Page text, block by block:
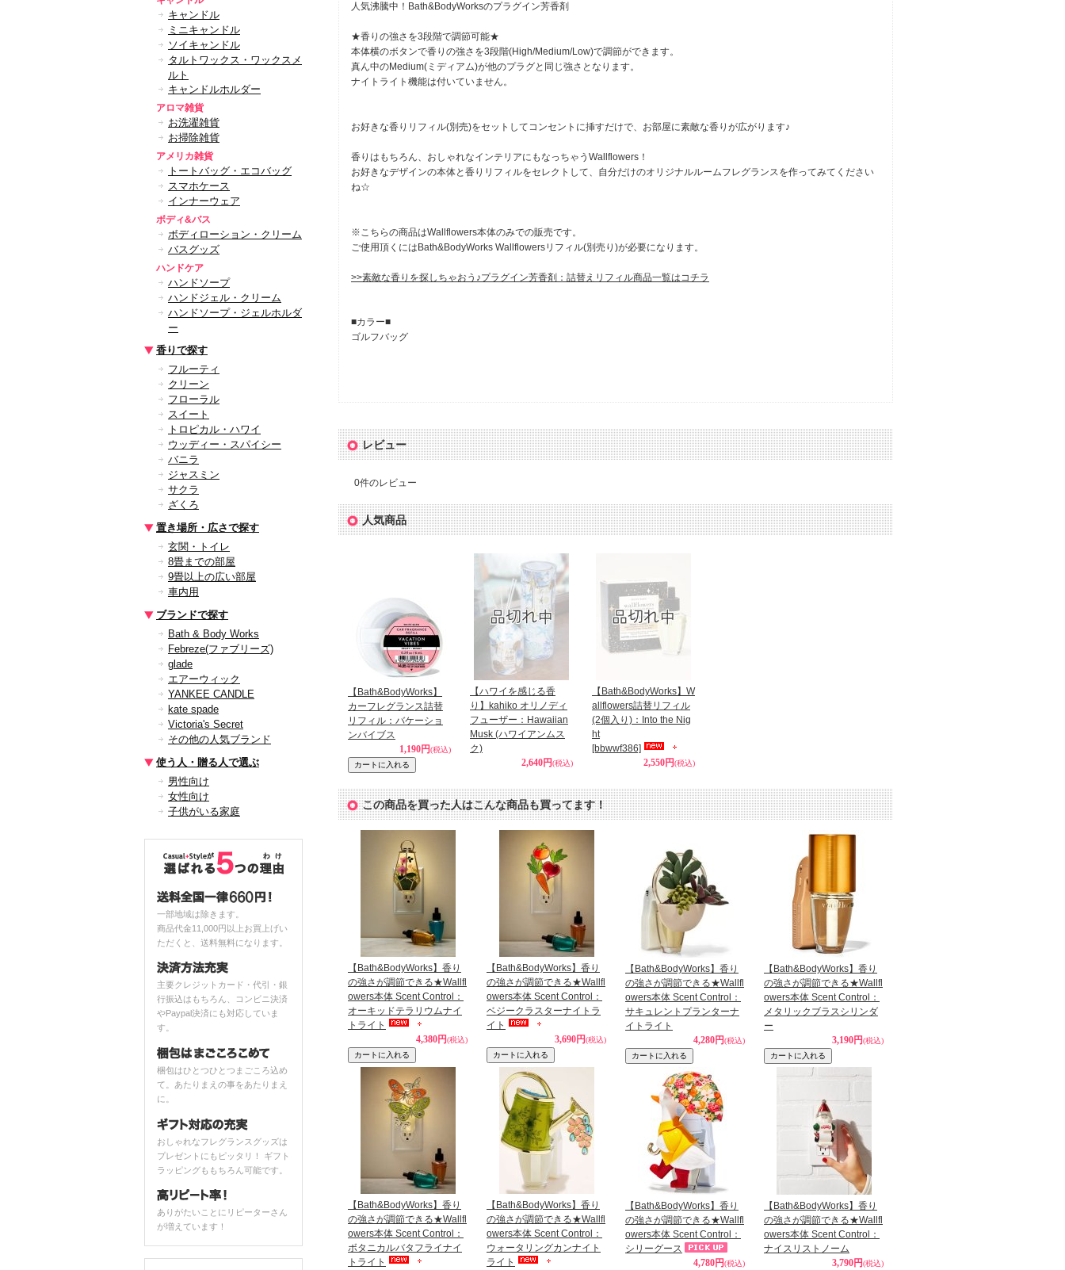
キャンドル
ミニキャンドル
ソイキャンドル
タルトワックス・ワックスメ
ルト
キャンドルホルダー
アロマ雑貨
お洗濯雑貨
お掃除雑貨
アメリカ雑貨
トートバッグ・エコバッグ
スマホケース
インナーウェア
ボディ&バス
ボディローション・クリーム
バスグッズ
ハンドケア
ハンドソープ
ハンドジェル・クリーム
ハンドソープ・ジェルホルダ
ー
香りで探す
フルーティ
クリーン
フローラル
スイート
トロピカル・ハワイ
ウッディー・スパイシー
バニラ
ジャスミン
サクラ
ざくろ
置き場所・広さで探す
玄関・トイレ
8畳までの部屋
9畳以上の広い部屋
車内用
ブランドで探す
Bath & Body Works
Febreze(ファブリーズ)
glade
エアーウィック
YANKEE CANDLE
kate spade
Victoria's Secret
その他の人気ブランド
使う人・贈る人で選ぶ
男性向け
女性向け
子供がいる家庭
一部地域は除きます。
商品代金11,000円以上お買上げい
ただくと、送料無料になります。
主要クレジットカード・代引・銀
行振込はもちろん、コンビニ決済
やPaypal決済にも対応していま
す。
梱包はひとつひとつまごころ込め
て。あたりまえの事をあたりまえ
に。
おしゃれなフレグランスグッズは
プレゼントにもピッタリ！ ギフト
ラッピングももちろん可能です。
ありがたいことにリピーターさん
が増えています！
人気沸騰中！Bath&BodyWorksのプラグイン芳香剤
★香りの強さを3段階で調節可能★
本体横のボタンで香りの強さを3段階(High/Medium/Low)で調節ができます。
真ん中のMedium(ミディアム)が他のプラグと同じ強さとなります。
ナイトライト機能は付いていません。
お好きな香りリフィル(別売)をセットしてコンセントに挿すだけで、お部屋に素敵な香りが広がります♪
香りはもちろん、おしゃれなインテリアにもなっちゃうWallflowers！
お好きなデザインの本体と香りリフィルをセレクトして、自分だけのオリジナルルームフレグランスを作ってみてください
ね☆
※こちらの商品はWallflowers本体のみでの販売です。
ご使用頂くにはBath&BodyWorks Wallflowersリフィル(別売り)が必要になります。
>>素敵な香りを探しちゃおう♪プラグイン芳香剤：詰替えリフィル商品一覧はコチラ
■カラー■
ゴルフバッグ
レビュー
0件のレビュー
人気商品
【Bath&BodyWorks】
カーフレグランス詰替
リフィル：バケーショ
ンバイブス
1,190円(税込)
【ハワイを感じる香
り】kahiko オリノディ
フューザー：Hawaiian
Musk (ハワイアンムス
ク)
2,640円(税込)
【Bath&BodyWorks】W
allflowers詰替リフィル
(2個入り)：Into the Nig
ht
[bbwwf386]
2,550円(税込)
この商品を買った人はこんな商品も買ってます！
【Bath&BodyWorks】香り
の強さが調節できる★Wallfl
owers本体 Scent Control：
オーキッドテラリウムナイ
トライト
4,380円(税込)
【Bath&BodyWorks】香り
の強さが調節できる★Wallfl
owers本体 Scent Control：
ベジークラスターナイトラ
イト
3,690円(税込)
【Bath&BodyWorks】香り
の強さが調節できる★Wallfl
owers本体 Scent Control：
サキュレントプランターナ
イトライト
4,280円(税込)
【Bath&BodyWorks】香り
の強さが調節できる★Wallfl
owers本体 Scent Control：
メタリックブラスシリンダ
ー
3,190円(税込)
【Bath&BodyWorks】香り
の強さが調節できる★Wallfl
owers本体 Scent Control：
ボタニカルバタフライナイ
トライト
【Bath&BodyWorks】香り
の強さが調節できる★Wallfl
owers本体 Scent Control：
ウォータリングカンナイト
ライト
【Bath&BodyWorks】香り
の強さが調節できる★Wallfl
owers本体 Scent Control：
シリーグース
4,780円(税込)
【Bath&BodyWorks】香り
の強さが調節できる★Wallfl
owers本体 Scent Control：
ナイスリストノーム
3,790円(税込)